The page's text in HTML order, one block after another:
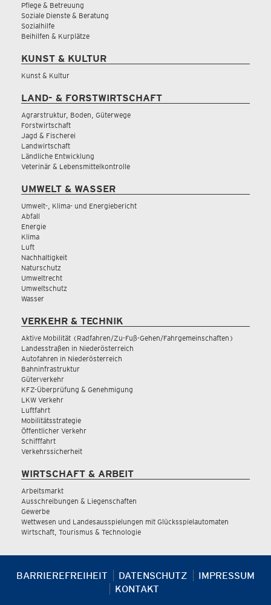
Pflege & Betreuung
Soziale Dienste & Beratung
Sozialhilfe
Beihilfen & Kurplätze
KUNST & KULTUR
Kunst & Kultur
LAND- & FORSTWIRTSCHAFT
Agrarstruktur, Boden, Güterwege
Forstwirtschaft
Jagd & Fischerei
Landwirtschaft
Ländliche Entwicklung
Veterinär & Lebensmittelkontrolle
UMWELT & WASSER
Umwelt-, Klima- und Energiebericht
Abfall
Energie
Klima
Luft
Nachhaltigkeit
Naturschutz
Umweltrecht
Umweltschutz
Wasser
VERKEHR & TECHNIK
Aktive Mobilität (Radfahren/Zu-Fuß-Gehen/Fahrgemeinschaften)
Landesstraßen in Niederösterreich
Autofahren in Niederösterreich
Bahninfrastruktur
Güterverkehr
KFZ-Überprüfung & Genehmigung
LKW Verkehr
Luftfahrt
Mobilitätsstrategie
Öffentlicher Verkehr
Schifffahrt
Verkehrssicherheit
WIRTSCHAFT & ARBEIT
Arbeitsmarkt
Ausschreibungen & Liegenschaften
Gewerbe
Wettwesen und Landesausspielungen mit Glücksspielautomaten
Wirtschaft, Tourismus & Technologie
BARRIEREFREIHEIT DATENSCHUTZ
IMPRESSUM
KONTAKT